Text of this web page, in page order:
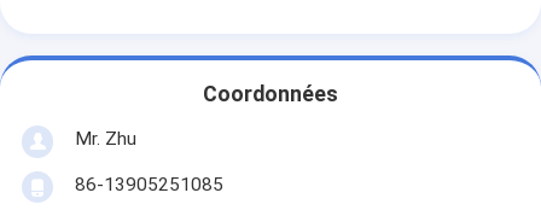
Coordonnées
Mr. Zhu
86-13905251085